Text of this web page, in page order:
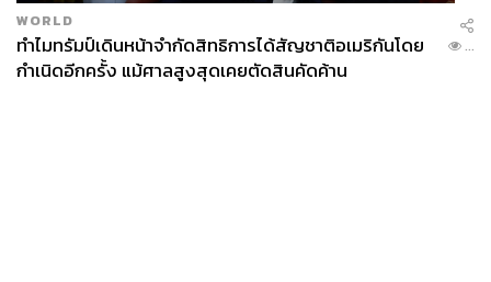
WORLD
ทำไมทรัมป์เดินหน้าจำกัดสิทธิการได้สัญชาติอเมริกันโดย
กำเนิดอีกครั้ง แม้ศาลสูงสุดเคยตัดสินคัดค้าน
...